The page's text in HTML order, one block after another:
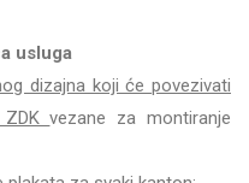
usluga
dizajna koji će povezivati
ZDKvezane za montiranje